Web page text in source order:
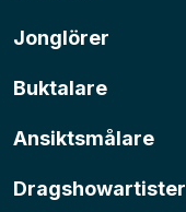
Jonglörer
Buktalare
Ansiktsmålare
Dragshowartister